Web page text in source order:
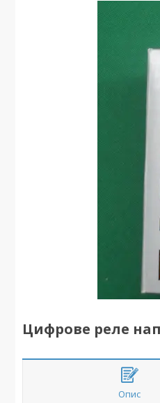
Цифрове реле
Опис